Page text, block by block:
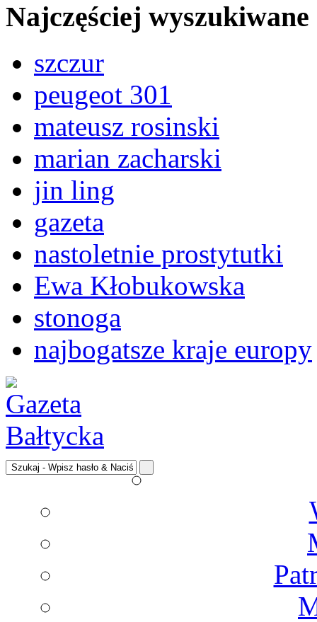
Najczęściej wyszukiwane
szczur
peugeot 301
mateusz rosinski
marian zacharski
jin ling
gazeta
nastoletnie prostytutki
Ewa Kłobukowska
stonoga
najbogatsze kraje europy